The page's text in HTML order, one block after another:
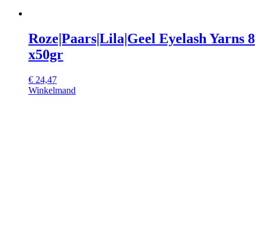
Roze|Paars|Lila|Geel Eyelash Yarns 8
x50gr
€ 24,47
Winkelmand